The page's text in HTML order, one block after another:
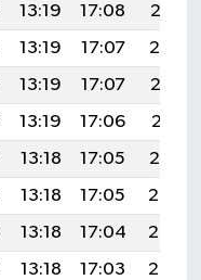
13:19 17:08
20:15
13:19 17:07
20:14
13:19 17:07
20:12
13:19 17:06
20:11
13:18 17:05
20:10
13:18 17:05
20:08
13:18 17:04
20:07
13:18 17:03
20:05